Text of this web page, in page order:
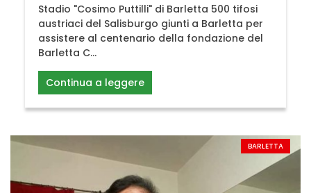
Stadio "Cosimo Puttilli" di Barletta 500 tifosi
austriaci del Salisburgo giunti a Barletta per
assistere al centenario della fondazione del
Barletta C...
Continua a leggere
BARLETTA